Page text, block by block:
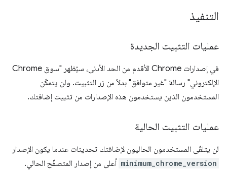
التنفيذ
عمليات التثبيت الجديدة
في إصدارات Chrome الأقدم من الحد الأدنى، سيُظهر "سوق Chrome
الإلكتروني" رسالة "غير متوافق" بدلاً من زر التثبيت. ولن يتمكّن
المستخدمون الذين يستخدمون هذه الإصدارات من تثبيت إضافتك.
عمليات التثبيت الحالية
لن يتلقّى المستخدمون الحاليون لإضافتك تحديثات عندما يكون الإصدار
minimum_chrome_version أعلى من إصدار المتصفّح الحالي.